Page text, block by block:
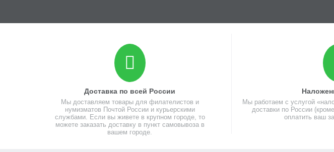
Доставка по всей России
Мы доставляем товары для филателистов и
нумизматов Почтой России и курьерскими
службами. Если вы живете в крупном городе, то
можете заказать доставку в пункт самовывоза в
вашем городе.
Мы работаем с услугой
доставки по России
оплатить ваш